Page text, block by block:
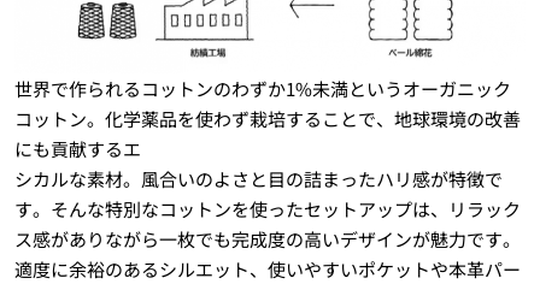
世界で作られるコットンのわずか1%未満というオーガニック
コットン。化学薬品を使わず栽培することで、地球環境の改善
にも貢献するエ
シカルな素材。風合いのよさと目の詰まったハリ感が特徴で
す。そんな特別なコットンを使ったセットアップは、リラック
ス感がありながら一枚でも完成度の高いデザインが魅力です。
適度に余裕のあるシルエット、使いやすいポケットや本革パー